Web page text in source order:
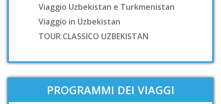
Viaggio Uzbekistan e Turkmenistan
Viaggio in Uzbekistan
TOUR CLASSICO UZBEKISTAN
PROGRAMMI DEI VIAGGI